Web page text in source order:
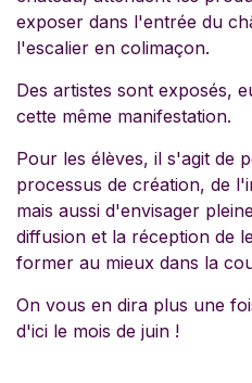
exposer dans l'entrée du
l'escalier en colimaçon.
Des artistes sont exposés,
cette même manifestation.
Pour les élèves, il s'agit de
processus de création, de
mais aussi d'envisager
diffusion et la réception de
former au mieux dans la
On vous en dira plus une
d'ici le mois de juin !